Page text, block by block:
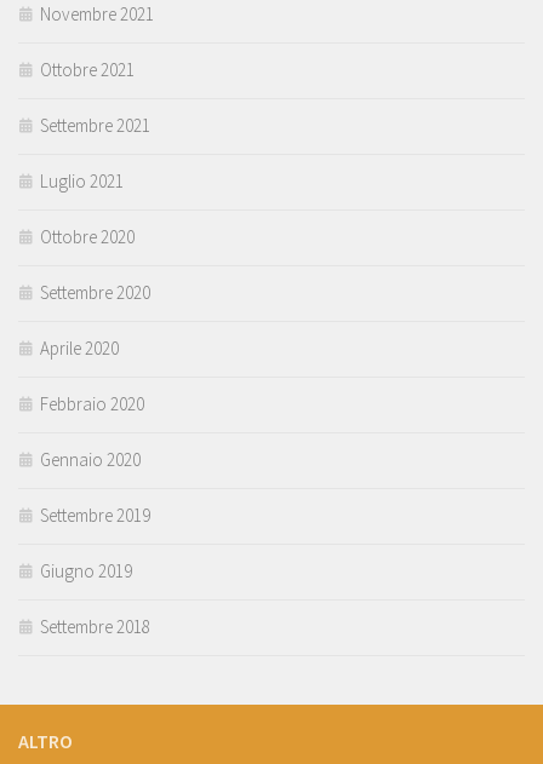
Novembre 2021
Ottobre 2021
Settembre 2021
Luglio 2021
Ottobre 2020
Settembre 2020
Aprile 2020
Febbraio 2020
Gennaio 2020
Settembre 2019
Giugno 2019
Settembre 2018
ALTRO